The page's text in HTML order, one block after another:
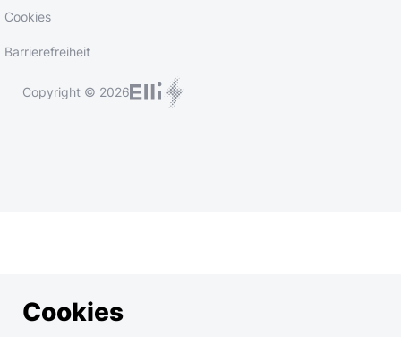
Cookies
Barrierefreiheit
Copyright © 2026
Cookies